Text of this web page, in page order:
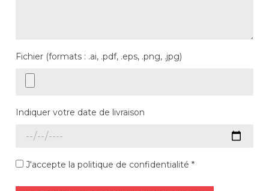
Fichier (formats : .ai, .pdf, .eps, .png, .jpg)
Indiquer votre date de livraison
J'accepte la politique de confidentialité *